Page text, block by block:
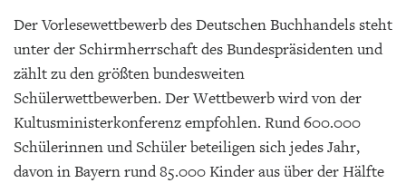
Der Vorlesewettbewerb des Deutschen Buchhandels steht
unter der Schirmherrschaft des Bundespräsidenten und
zählt zu den größten bundesweiten
Schülerwettbewerben. Der Wettbewerb wird von der
Kultusministerkonferenz empfohlen. Rund 600.000
Schülerinnen und Schüler beteiligen sich jedes Jahr,
davon in Bayern rund 85.000 Kinder aus über der Hälfte